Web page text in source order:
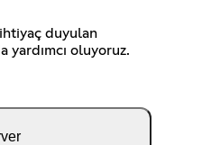
ihtiyaç duyulan
yardımcı oluyoruz.